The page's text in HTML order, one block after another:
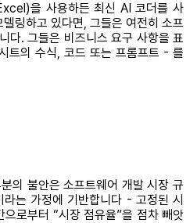
을 사용하든 최신 AI 코더를 사
링하고 있다면, 그들은 여전히 소프
다. 그들은 비즈니스 요구 사항을 표
트의 수식, 코드 또는 프롬프트 - 를
의 불안은 소프트웨어 개발 시장 규
는 가정에 기반합니다 - 고정된 시
로부터 “시장 점유율”을 점차 빼앗